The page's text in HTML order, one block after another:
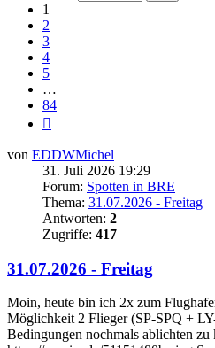
1
2
3
4
5
…
84
von EDDWMichel
31. Juli 2026 19:29
Forum: Spotten in BRE
Thema: 31.07.2026 - Freitag
Antworten: 2
Zugriffe: 417
31.07.2026 - Freitag
Moin, heute bin ich 2x zum
Möglichkeit 2 Flieger (SP-SPQ +
Bedingungen nochmals ablichten